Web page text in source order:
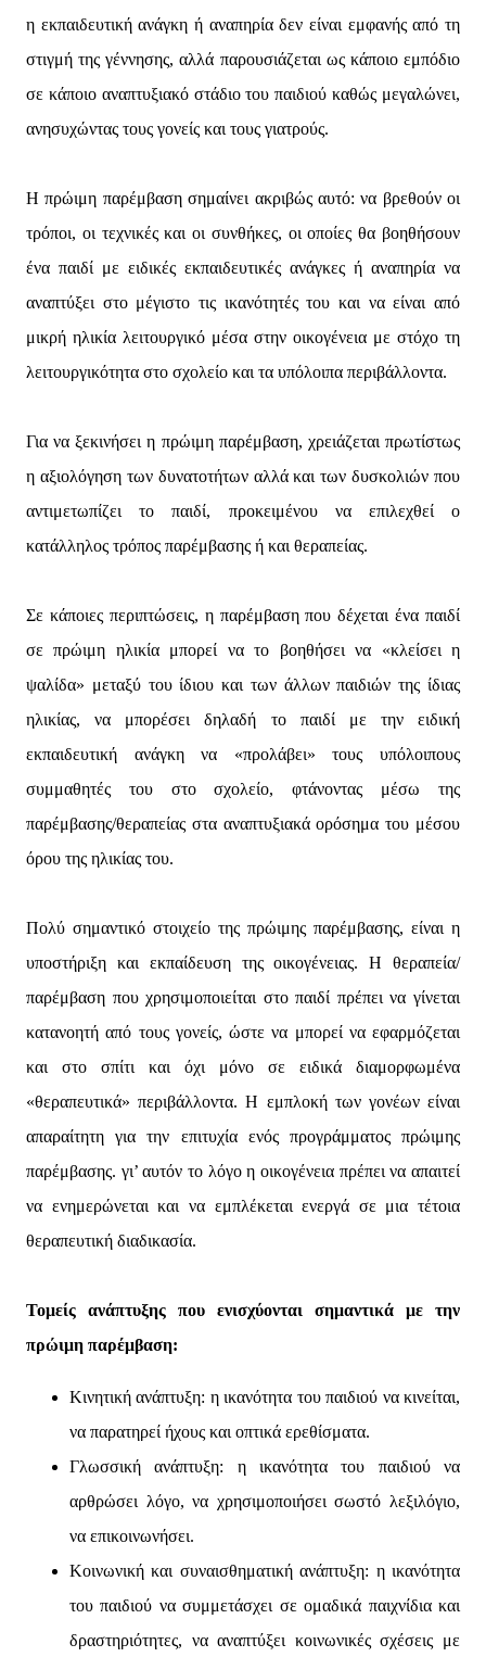
η εκπαιδευτική ανάγκη ή αναπηρία δεν είναι εμφανής από τη
στιγμή της γέννησης, αλλά παρουσιάζεται ως κάποιο εμπόδιο
σε κάποιο αναπτυξιακό στάδιο του παιδιού καθώς μεγαλώνει,
ανησυχώντας τους γονείς και τους γιατρούς.
Η πρώιμη παρέμβαση σημαίνει ακριβώς αυτό: να βρεθούν οι
τρόποι, οι τεχνικές και οι συνθήκες, οι οποίες θα βοηθήσουν
ένα παιδί με ειδικές εκπαιδευτικές ανάγκες ή αναπηρία να
αναπτύξει στο μέγιστο τις ικανότητές του και να είναι από
μικρή ηλικία λειτουργικό μέσα στην οικογένεια με στόχο τη
λειτουργικότητα στο σχολείο και τα υπόλοιπα περιβάλλοντα.
Για να ξεκινήσει η πρώιμη παρέμβαση, χρειάζεται πρωτίστως
η αξιολόγηση των δυνατοτήτων αλλά και των δυσκολιών που
αντιμετωπίζει το παιδί, προκειμένου να επιλεχθεί ο
κατάλληλος τρόπος παρέμβασης ή και θεραπείας.
Σε κάποιες περιπτώσεις, η παρέμβαση που δέχεται ένα παιδί
σε πρώιμη ηλικία μπορεί να το βοηθήσει να «κλείσει η
ψαλίδα» μεταξύ του ίδιου και των άλλων παιδιών της ίδιας
ηλικίας, να μπορέσει δηλαδή το παιδί με την ειδική
εκπαιδευτική ανάγκη να «προλάβει» τους υπόλοιπους
συμμαθητές του στο σχολείο, φτάνοντας μέσω της
παρέμβασης/θεραπείας στα αναπτυξιακά ορόσημα του μέσου
όρου της ηλικίας του.
Πολύ σημαντικό στοιχείο της πρώιμης παρέμβασης, είναι η
υποστήριξη και εκπαίδευση της οικογένειας. Η θεραπεία/
παρέμβαση που χρησιμοποιείται στο παιδί πρέπει να γίνεται
κατανοητή από τους γονείς, ώστε να μπορεί να εφαρμόζεται
και στο σπίτι και όχι μόνο σε ειδικά διαμορφωμένα
«θεραπευτικά» περιβάλλοντα. Η εμπλοκή των γονέων είναι
απαραίτητη για την επιτυχία ενός προγράμματος πρώιμης
παρέμβασης. γι’ αυτόν το λόγο η οικογένεια πρέπει να απαιτεί
να ενημερώνεται και να εμπλέκεται ενεργά σε μια τέτοια
θεραπευτική διαδικασία.
Τομείς ανάπτυξης που ενισχύονται σημαντικά με την
πρώιμη παρέμβαση:
Κινητική ανάπτυξη: η ικανότητα του παιδιού να κινείται,
να παρατηρεί ήχους και οπτικά ερεθίσματα.
Γλωσσική ανάπτυξη: η ικανότητα του παιδιού να
αρθρώσει λόγο, να χρησιμοποιήσει σωστό λεξιλόγιο,
να επικοινωνήσει.
Κοινωνική και συναισθηματική ανάπτυξη: η ικανότητα
του παιδιού να συμμετάσχει σε ομαδικά παιχνίδια και
δραστηριότητες, να αναπτύξει κοινωνικές σχέσεις με